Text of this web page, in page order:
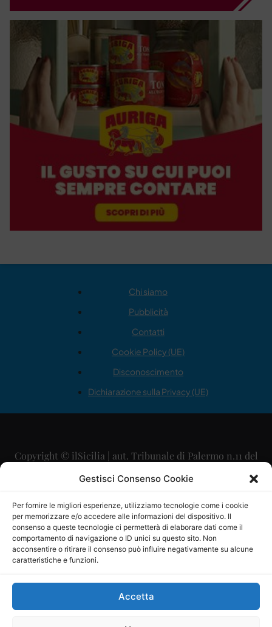
Gestisci Consenso Cookie
Per fornire le migliori esperienze, utilizziamo tecnologie come i cookie
per memorizzare e/o accedere alle informazioni del dispositivo. Il
consenso a queste tecnologie ci permetterà di elaborare dati come il
comportamento di navigazione o ID unici su questo sito. Non
acconsentire o ritirare il consenso può influire negativamente su alcune
caratteristiche e funzioni.
Accetta
Chi siamo
Pubblicità
Contatti
Cookie Policy (UE)
Disconoscimento
Dichiarazione sulla Privacy (UE)
Copyright © ilSicilia | aut. Tribunale di Palermo n.11 del
29/09/2015
Direttore Editoriale: Maurizio Scaglione
Direttore Responsabile: Maria Calabrese
P.IVA: 06334930820
Mercurio Comunicazione Società Cooperativa a r.l. è